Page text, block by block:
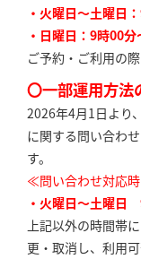
・火曜日～土曜日
・日曜日：9時00
ご予約・ご利用の
〇一部運用方法
2026年4月1日より
に関する問い合わ
す。
≪問い合わせ対応
・火曜日～土曜日
上記以外の時間帯
更・取消し、利用